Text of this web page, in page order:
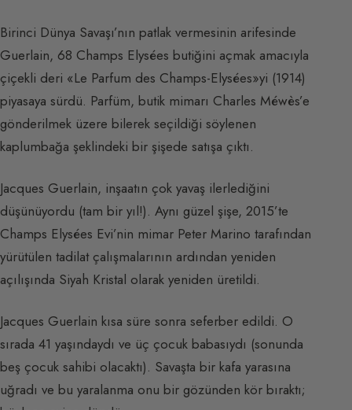
Birinci Dünya Savaşı’nın patlak vermesinin arifesinde
Guerlain, 68 Champs Elysées butiğini açmak amacıyla
çiçekli deri «Le Parfum des Champs-Elysées»yi (1914)
piyasaya sürdü. Parfüm, butik mimarı Charles Méwès’e
gönderilmek üzere bilerek seçildiği söylenen
kaplumbağa şeklindeki bir şişede satışa çıktı.
Jacques Guerlain, inşaatın çok yavaş ilerlediğini
düşünüyordu (tam bir yıl!). Aynı güzel şişe, 2015’te
Champs Elysées Evi’nin mimar Peter Marino tarafından
yürütülen tadilat çalışmalarının ardından yeniden
açılışında Siyah Kristal olarak yeniden üretildi.
Jacques Guerlain kısa süre sonra seferber edildi. O
sırada 41 yaşındaydı ve üç çocuk babasıydı (sonunda
beş çocuk sahibi olacaktı). Savaşta bir kafa yarasına
uğradı ve bu yaralanma onu bir gözünden kör bıraktı;